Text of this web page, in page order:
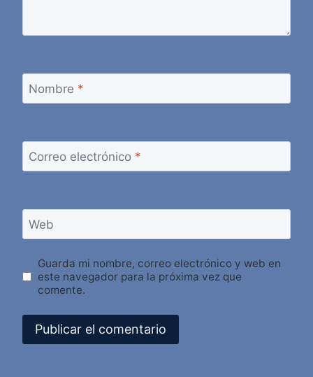
Nombre *
Correo electrónico *
Web
Guarda mi nombre, correo electrónico y web en
este navegador para la próxima vez que
comente.